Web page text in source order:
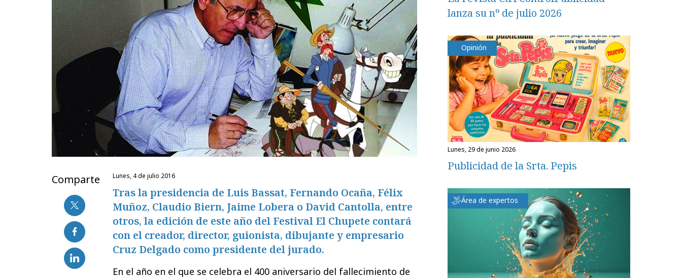
Comparte lunes, 4 de julio 2016
Tras la presidencia de Luis Bassat, Fernando Ocaña, Félix
Muñoz, Claudio Biern, Jaime Lobera o David Cantolla, entre
otros, la edición de este año del Festival El Chupete contará
con el creador, director, guionista, dibujante y empresario
Cruz Delgado como presidente del jurado.
En el año en el que se celebra el 400 aniversario del fallecimiento de
lanza su nº de julio 2026
Opinión
lunes, 29 de junio 2026
Publicidad de la Srta. Pepis
Área de expertos